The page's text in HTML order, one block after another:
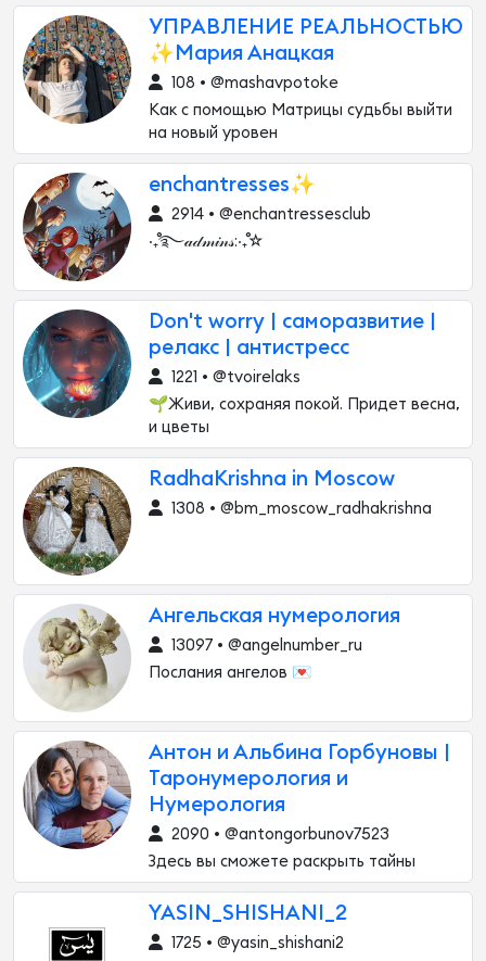
УПРАВЛЕНИЕ РЕАЛЬНОСТЬЮ
✨Мария Анацкая
108 • @mashavpotoke
Как с помощью Матрицы судьбы выйти
на новый уровен
enchantresses✨
2914 • @enchantressesclub
‧₊˚࿐𝒶𝒹𝓂𝒾𝓃𝓈:‧₊˚☆
Don't worry | саморазвитие |
релакс | антистресс
1221 • @tvoirelaks
🌱Живи, сохраняя покой. Придет весна,
и цветы
RadhaKrishna in Moscow
1308 • @bm_moscow_radhakrishna
Ангельская нумерология
13097 • @angelnumber_ru
Послания ангелов 💌
Антон и Альбина Горбуновы |
Таронумерология и
Нумерология
2090 • @antongorbunov7523
Здесь вы сможете раскрыть тайны
YASIN_SHISHANI_2
1725 • @yasin_shishani2